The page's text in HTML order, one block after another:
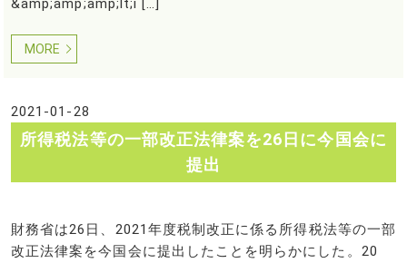
&amp;amp;amp;lt;i […]
MORE
2021-01-28
所得税法等の一部改正法律案を26日に今国会に
提出
財務省は26日、2021年度税制改正に係る所得税法等の一部
改正法律案を今国会に提出したことを明らかにした。20